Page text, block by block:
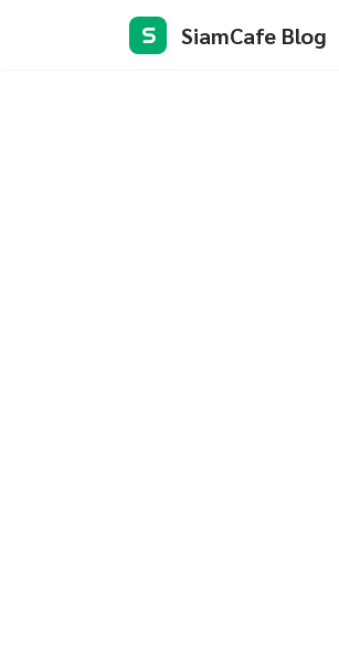
S SiamCafe Blog